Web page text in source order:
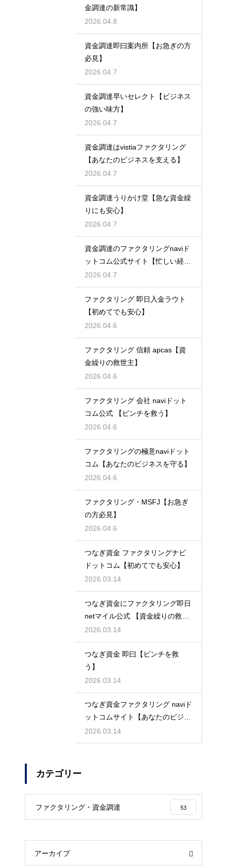
金調達の新常識】
2026.04.8
資金調達即曰案内所【お急ぎの方
必見】
2026.04.7
資金調達早いセレクト【ビジネス
の強い味方】
2026.04.7
資金調達はvistiaファクタリング
【あなたのビジネスを支える】
2026.04.7
資金調達うりかけ堂【急な資金繰
りにも安心】
2026.04.7
資金調達のファクタリングnaviド
ットコム公式サイト【忙しい経営
者必見】
2026.04.7
ファクタリング 即日入金ラウト
【初めてでも安心】
2026.04.6
ファクタリング 信頼 apcas【資
金繰りの救世主】
2026.04.6
ファクタリング 会社 naviドット
コム公式 【ピンチを救う】
2026.04.6
ファクタリングの極意naviドット
コム【あなたのビジネスを守る】
2026.04.6
ファクタリング・MSFJ【お急ぎ
の方必見】
2026.04.6
つなぎ資金 ファクタリングナビ
ドットコム【初めてでも安心】
2026.03.14
つなぎ資金にファクタリング即日
netマイル公式 【資金繰りの救世
主】
2026.03.14
つなぎ資金 即曰【ピンチを救
う】
2026.03.14
つなぎ資金ファクタリング naviド
ットコムサイト【あなたのビジネ
スを守る】
2026.03.14
カテゴリー
ファクタリング・資金調達 53
アーカイブ